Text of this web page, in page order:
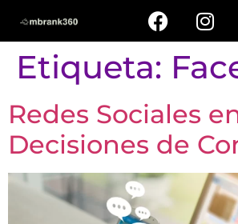
Etiqueta:
Redes Sociales
Decisiones de